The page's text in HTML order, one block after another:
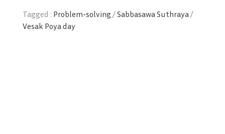
Tagged : Problem-solving /Sabbasawa Suthraya/
Vesak Poya day